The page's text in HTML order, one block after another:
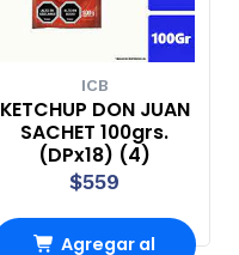
ICB
KETCHUP DON JUAN
SACHET 100grs.
(DPx18) (4)
$559
Agregar al